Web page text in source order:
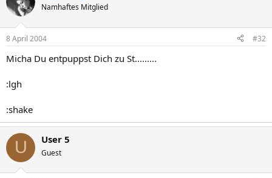
Namhaftes Mitglied
8 April 2004 #32
Micha Du entpuppst Dich zu St.........
:lgh
:shake
U User 5
Guest